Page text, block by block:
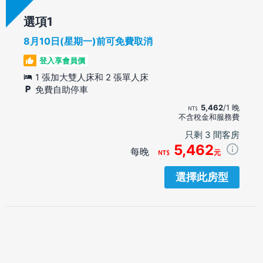
選項
8月10日(星期一)前可免費取消
登入享會員價
1 張加大雙人床和 2 張單人床
免費自助停車
5,462/1 晚
不含稅金和服務費
只剩 3 間客房
每晚 5,462元
選擇此房型